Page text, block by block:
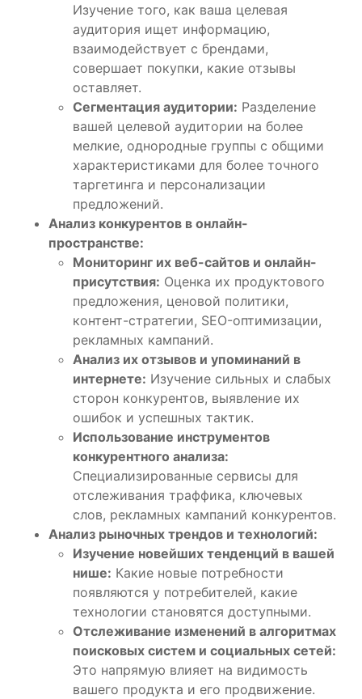
Изучение того, как ваша целевая
аудитория ищет информацию,
взаимодействует с брендами,
совершает покупки, какие отзывы
оставляет.
Сегментация аудитории: Разделение
вашей целевой аудитории на более
мелкие, однородные группы с общими
характеристиками для более точного
таргетинга и персонализации
предложений.
Анализ конкурентов в онлайн-
пространстве:
Мониторинг их веб-сайтов и онлайн-
присутствия: Оценка их продуктового
предложения, ценовой политики,
контент-стратегии, SEO-оптимизации,
рекламных кампаний.
Анализ их отзывов и упоминаний в
интернете: Изучение сильных и слабых
сторон конкурентов, выявление их
ошибок и успешных тактик.
Использование инструментов
конкурентного анализа:
Специализированные сервисы для
отслеживания траффика, ключевых
слов, рекламных кампаний конкурентов.
Анализ рыночных трендов и технологий:
Изучение новейших тенденций в вашей
нише: Какие новые потребности
появляются у потребителей, какие
технологии становятся доступными.
Отслеживание изменений в алгоритмах
поисковых систем и социальных сетей:
Это напрямую влияет на видимость
вашего продукта и его продвижение.